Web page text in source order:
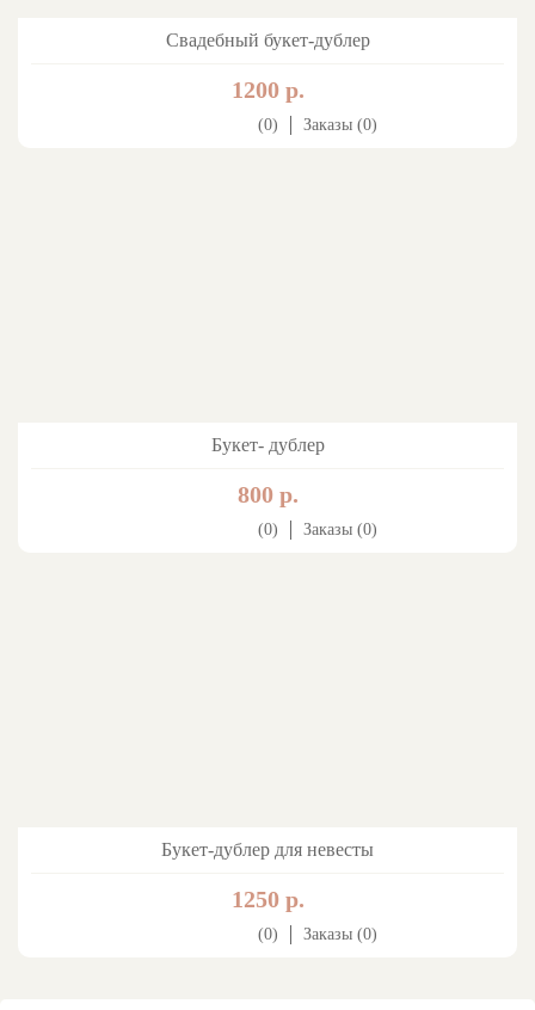
Свадебный букет-дублер
1200 р.
(0) Заказы (0)
Букет- дублер
800 р.
(0) Заказы (0)
Букет-дублер для невесты
1250 р.
(0) Заказы (0)